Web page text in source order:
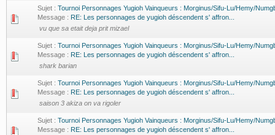
Sujet : Tournoi Personnages Yugioh Vainqueurs : Morginus/Sifu-Lu/Hemy/
Message : RE: Les personnages de yugioh déscendent s' affron...
vu que sa etait deja prit mizael
Sujet : Tournoi Personnages Yugioh Vainqueurs : Morginus/Sifu-Lu/Hemy/
Message : RE: Les personnages de yugioh déscendent s' affron...
shark barian
Sujet : Tournoi Personnages Yugioh Vainqueurs : Morginus/Sifu-Lu/Hemy/
Message : RE: Les personnages de yugioh déscendent s' affron...
saison 3 akiza on va rigoler
Sujet : Tournoi Personnages Yugioh Vainqueurs : Morginus/Sifu-Lu/Hemy/
Message : RE: Les personnages de yugioh déscendent s' affron...